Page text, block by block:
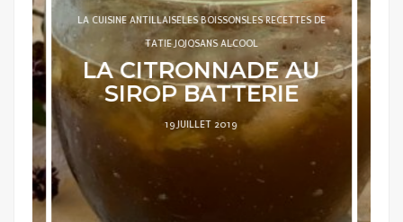
LA CUISINE ANTILLAISELES BOISSONSLES RECETTES DE
TATIE JOJOSANS ALCOOL
LA CITRONNADE AU
SIROP BATTERIE
POSTED
ON
19 JUILLET 2019